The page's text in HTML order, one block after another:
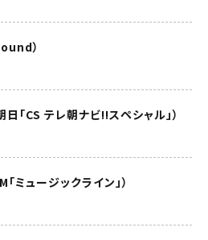
）
「CS テレ朝ナビ!!スペシャル」）
ミュージックライン」）